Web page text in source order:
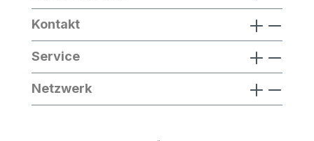
Kontakt
Service
Netzwerk